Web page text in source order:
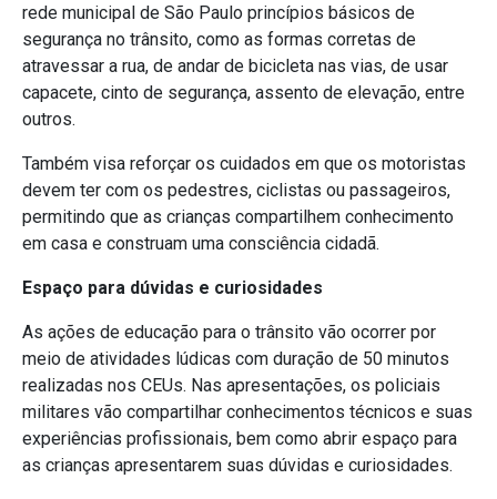
rede municipal de São Paulo princípios básicos de
segurança no trânsito, como as formas corretas de
atravessar a rua, de andar de bicicleta nas vias, de usar
capacete, cinto de segurança, assento de elevação, entre
outros.
Também visa reforçar os cuidados em que os motoristas
devem ter com os pedestres, ciclistas ou passageiros,
permitindo que as crianças compartilhem conhecimento
em casa e construam uma consciência cidadã.
Espaço para dúvidas e curiosidades
As ações de educação para o trânsito vão ocorrer por
meio de atividades lúdicas com duração de 50 minutos
realizadas nos CEUs. Nas apresentações, os policiais
militares vão compartilhar conhecimentos técnicos e suas
experiências profissionais, bem como abrir espaço para
as crianças apresentarem suas dúvidas e curiosidades.